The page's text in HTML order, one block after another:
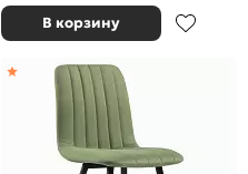
В корзину